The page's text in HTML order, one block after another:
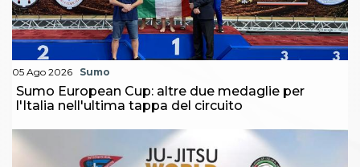
05 Ago 2026 Sumo
Sumo European Cup: altre due medaglie per
l'Italia nell'ultima tappa del circuito